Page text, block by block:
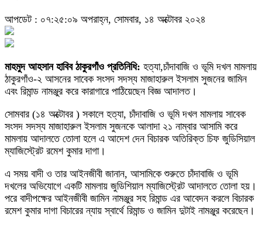
আপডেট : ০৭:২৫:০৯ অপরাহ্ন, সোমবার, ১৪ অক্টোবর ২০২৪
মাহমুদ আহসান হাবিব ঠাকুরগাঁও প্রতিনিধি: হত্যা,চাঁদাবাজি ও ভূমি দখল মামলায়
ঠাকুরগাঁও-২ আসনের সাবেক সংসদ সদস্য মাজাহারুল ইসলাম সুজনের জামিন
এবং রিমান্ড নামঞ্জুর করে কারাগারে পাঠিয়েছেন বিজ্ঞ আদালত।
সোমবার (১৪ অক্টোবর ) সকালে হত্যা, চাঁদাবাজি ও ভূমি দখল মামলায় সাবেক
সংসদ সদস্য মাজাহারুল ইসলাম সুজনকে আলাদা ২১ নাম্বার আসামি করে
মামলায় আদালতে তোলা হলে এ আদেশ দেন বিচারক অতিরিক্ত চিফ জুডিসিয়াল
ম্যাজিস্ট্রেট রমেশ কুমার দাগা।
এ সময় বাদী ও তার আইনজীবী জানান, আসামিকে শুরুতে চাঁদাবাজি ও ভূমি
দখলের অভিযোগে একটি মামলায় জুডিশিয়াল ম্যাজিস্ট্রেট আদালতে তোলা হয়।
পরে বাদীপক্ষের আইনজীবী জামিন নামঞ্জুর সহ রিমান্ড এর আবেদন করলে বিচারক
রমেশ কুমার দাগা বিচারের ন্যায় স্বার্থে রিমান্ড ও জামিন দুটাই নামঞ্জুর করেছেন।